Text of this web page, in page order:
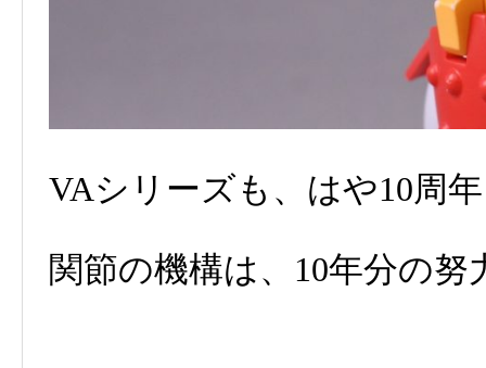
VAシリーズも、はや10周
関節の機構は、10年分の